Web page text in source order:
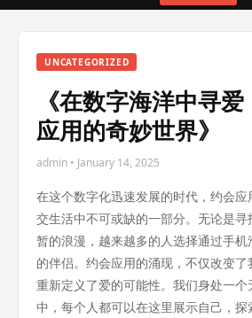
UNCATEGORIZED
《在数字海洋中寻
应用的奇妙世界》
admin • January 14, 2025
在这个数字化迅速发展的时代，约会
交生活中不可或缺的一部分。无论是
暂的浪漫，越来越多的人选择通过手机
的伴侣。约会应用的涌现，不仅改变
重新定义了爱的可能性。我们身处一
中，每个人都可以在这里展示自己，探